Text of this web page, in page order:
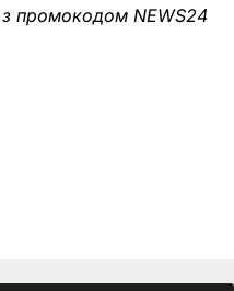
з промокодом NEWS24